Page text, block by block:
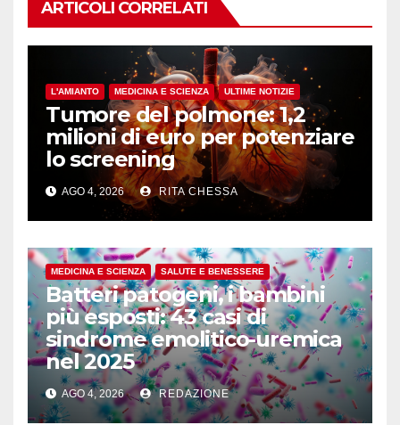
ARTICOLI CORRELATI
L'AMIANTO MEDICINA E SCIENZA ULTIME NOTIZIE
Tumore del polmone: 1,2
milioni di euro per potenziare
lo screening
AGO 4, 2026 RITA CHESSA
MEDICINA E SCIENZA SALUTE E BENESSERE
Batteri patogeni, i bambini
più esposti: 43 casi di
sindrome emolitico-uremica
nel 2025
AGO 4, 2026 REDAZIONE